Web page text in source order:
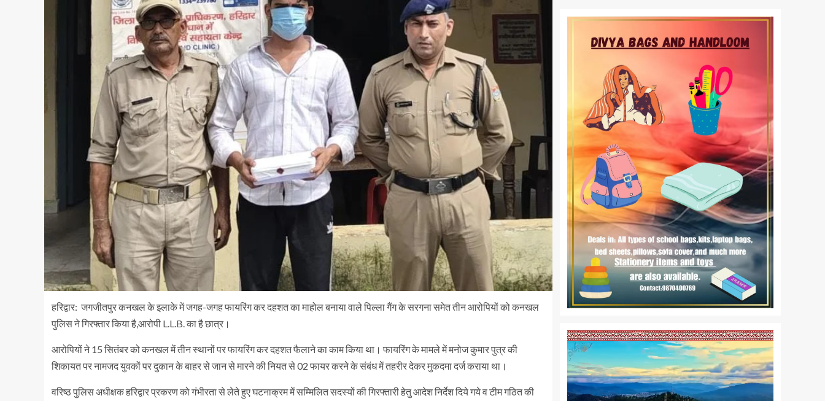
हरिद्वार: जगजीतपुर कनखल के इलाके में जगह-जगह फायरिंग कर दहशत का माहोल बनाया वाले पिल्ला गैंग के सरगना समेत तीन आरोपियों को कनखल
पुलिस ने गिरफ्तार किया है,आरोपी L.L.B. का है छात्र।
आरोपियों ने 15 सितंबर को कनखल में तीन स्थानों पर फायरिंग कर दहशत फैलाने का काम किया था। फायरिंग के मामले में मनोज कुमार पुत्र की
शिकायत पर नामजद युवकों पर दुकान के बाहर से जान से मारने की नियत से 02 फायर करने के संबंध में तहरीर देकर मुकदमा दर्ज कराया था।
वरिष्ठ पुलिस अधीक्षक हरिद्वार प्रकरण को गंभीरता से लेते हुए घटनाक्रम में सम्मिलित सदस्यों की गिरफ्तारी हेतु आदेश निर्देश दिये गये व टीम गठित की